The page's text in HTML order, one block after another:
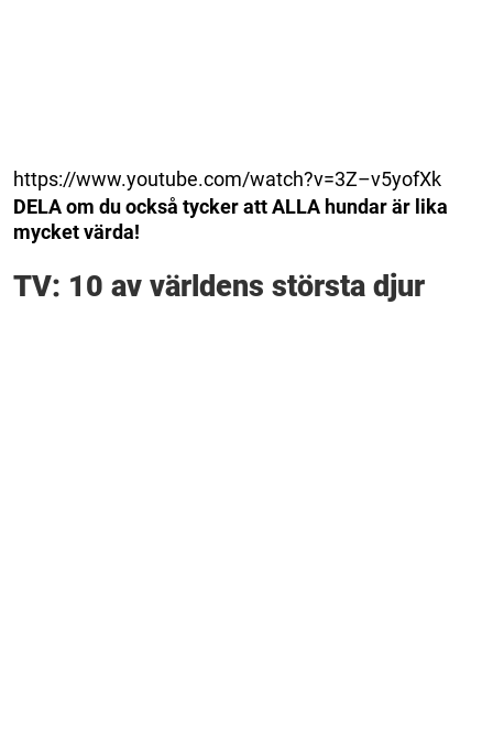
https://www.youtube.com/watch?v=3Z–v5yofXk
DELA om du också tycker att ALLA hundar är lika
mycket värda!
TV: 10 av världens största djur